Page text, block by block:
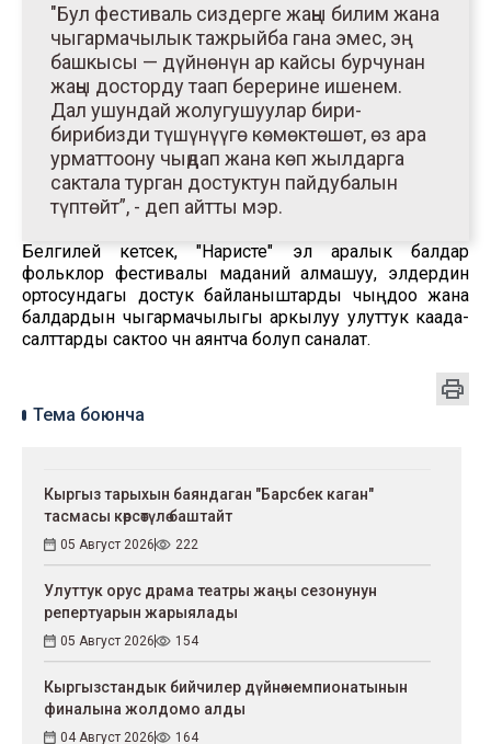
"Бул фестиваль сиздерге жаңы билим жана
чыгармачылык тажрыйба гана эмес, эң
башкысы — дүйнөнүн ар кайсы бурчунан
жаңы досторду таап берерине ишенем.
Дал ушундай жолугушуулар бири-
бирибизди түшүнүүгө көмөктөшөт, өз ара
урматтоону чыңдап жана көп жылдарга
сактала турган достуктун пайдубалын
түптөйт”, - деп айтты мэр.
Белгилей кетсек, "Наристе" эл аралык балдар
фольклор фестивалы маданий алмашуу, элдердин
ортосундагы достук байланыштарды чыңдоо жана
балдардын чыгармачылыгы аркылуу улуттук каада-
салттарды сактоо үчүн аянтча болуп саналат.
Тема боюнча
Кыргыз тарыхын баяндаган "Барсбек каган"
тасмасы көрсөтүлө баштайт
05 Август 2026 222
Улуттук орус драма театры жаңы сезонунун
репертуарын жарыялады
05 Август 2026 154
Кыргызстандык бийчилер дүйнө чемпионатынын
финалына жолдомо алды
04 Август 2026 164